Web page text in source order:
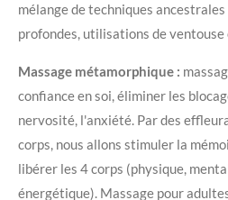
mélange de techniques
profondes, utilisations de ventouse
Massage métamorphique :
confiance en soi, éliminer les
nervosité, l'anxiété. Par des
corps, nous allons stimuler la
libérer les 4 corps (physique,
énergétique). Massage pour